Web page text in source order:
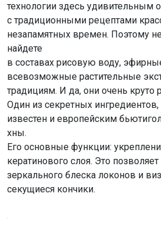
технологии здесь удивительным
с традиционными рецептами
незапамятных времен. Поэтому
найдете
в составах рисовую воду,
всевозможные растительные
традициям. И да, они очень круто
Один из секретных
известен и европейским
хны.
Его основные функции:
кератинового слоя. Это
зеркального блеска локонов и
секущиеся кончики.